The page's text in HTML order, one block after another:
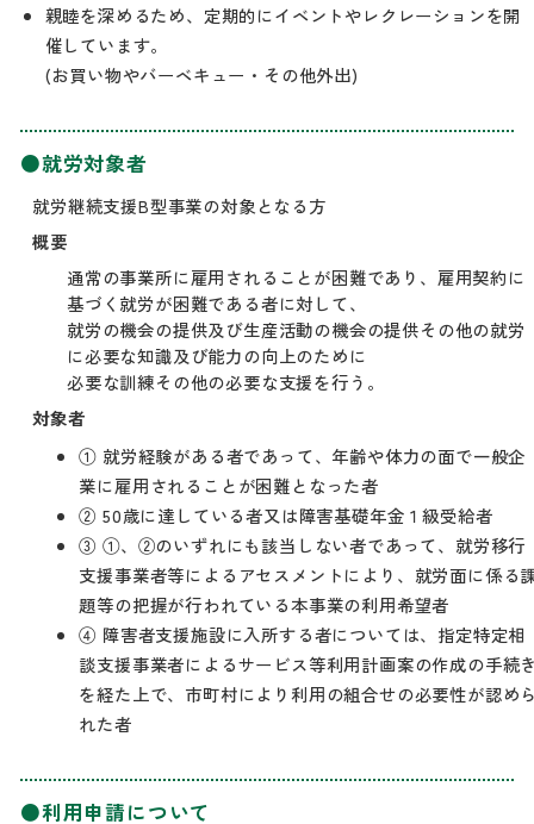
親睦を深めるため、定期的にイベントやレクレーションを開
催しています。
(お買い物やバーベキュー・その他外出)
●就労対象者
就労継続支援B型事業の対象となる方
概要
通常の事業所に雇用されることが困難であり、雇用契約に
基づく就労が困難である者に対して、
就労の機会の提供及び生産活動の機会の提供その他の就労
に必要な知識及び能力の向上のために
必要な訓練その他の必要な支援を行う。
対象者
① 就労経験がある者であって、年齢や体力の面で一般企
業に雇用されることが困難となった者
② 50歳に達している者又は障害基礎年金１級受給者
③ ①、②のいずれにも該当しない者であって、就労移行
支援事業者等によるアセスメントにより、就労面に係る
題等の把握が行われている本事業の利用希望者
④ 障害者支援施設に入所する者については、指定特定相
談支援事業者によるサービス等利用計画案の作成の手続
を経た上で、市町村により利用の組合せの必要性が認め
れた者
●利用申請について